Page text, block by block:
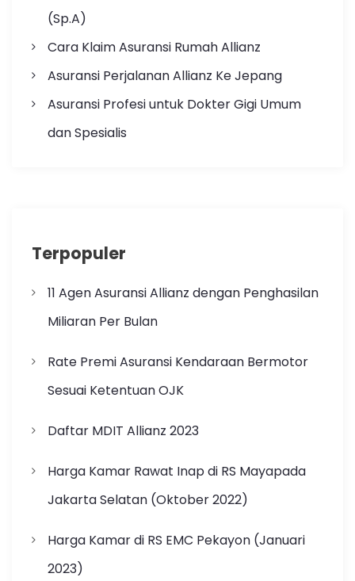
(Sp.A)
Cara Klaim Asuransi Rumah Allianz
Asuransi Perjalanan Allianz Ke Jepang
Asuransi Profesi untuk Dokter Gigi Umum
dan Spesialis
Terpopuler
11 Agen Asuransi Allianz dengan Penghasilan
Miliaran Per Bulan
Rate Premi Asuransi Kendaraan Bermotor
Sesuai Ketentuan OJK
Daftar MDIT Allianz 2023
Harga Kamar Rawat Inap di RS Mayapada
Jakarta Selatan (Oktober 2022)
Harga Kamar di RS EMC Pekayon (Januari
2023)